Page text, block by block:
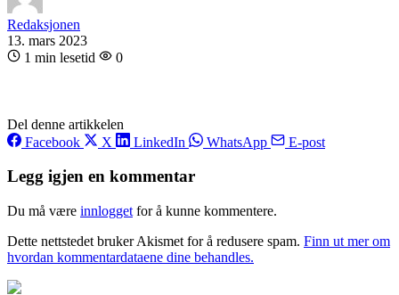
Redaksjonen
13. mars 2023
1 min lesetid
0
Del denne artikkelen
Facebook
X LinkedIn WhatsApp E-post
Legg igjen en kommentar
Du må være innlogget for å kunne kommentere.
Dette nettstedet bruker Akismet for å redusere spam. Finn ut mer om
hvordan kommentardataene dine behandles.